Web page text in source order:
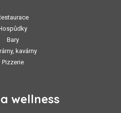
Bary
kavárny
Pizzerie
wellness